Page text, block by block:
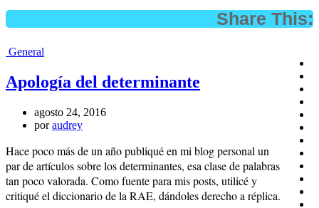
Share This:
General
Apología del determinante
agosto 24, 2016
poraudrey
Hace poco más de un año publiqué en mi blog personal un
par de artículos sobre los determinantes, esa clase de palabras
tan poco valorada. Como fuente para mis posts, utilicé y
critiqué el diccionario de la RAE, dándoles derecho a réplica.